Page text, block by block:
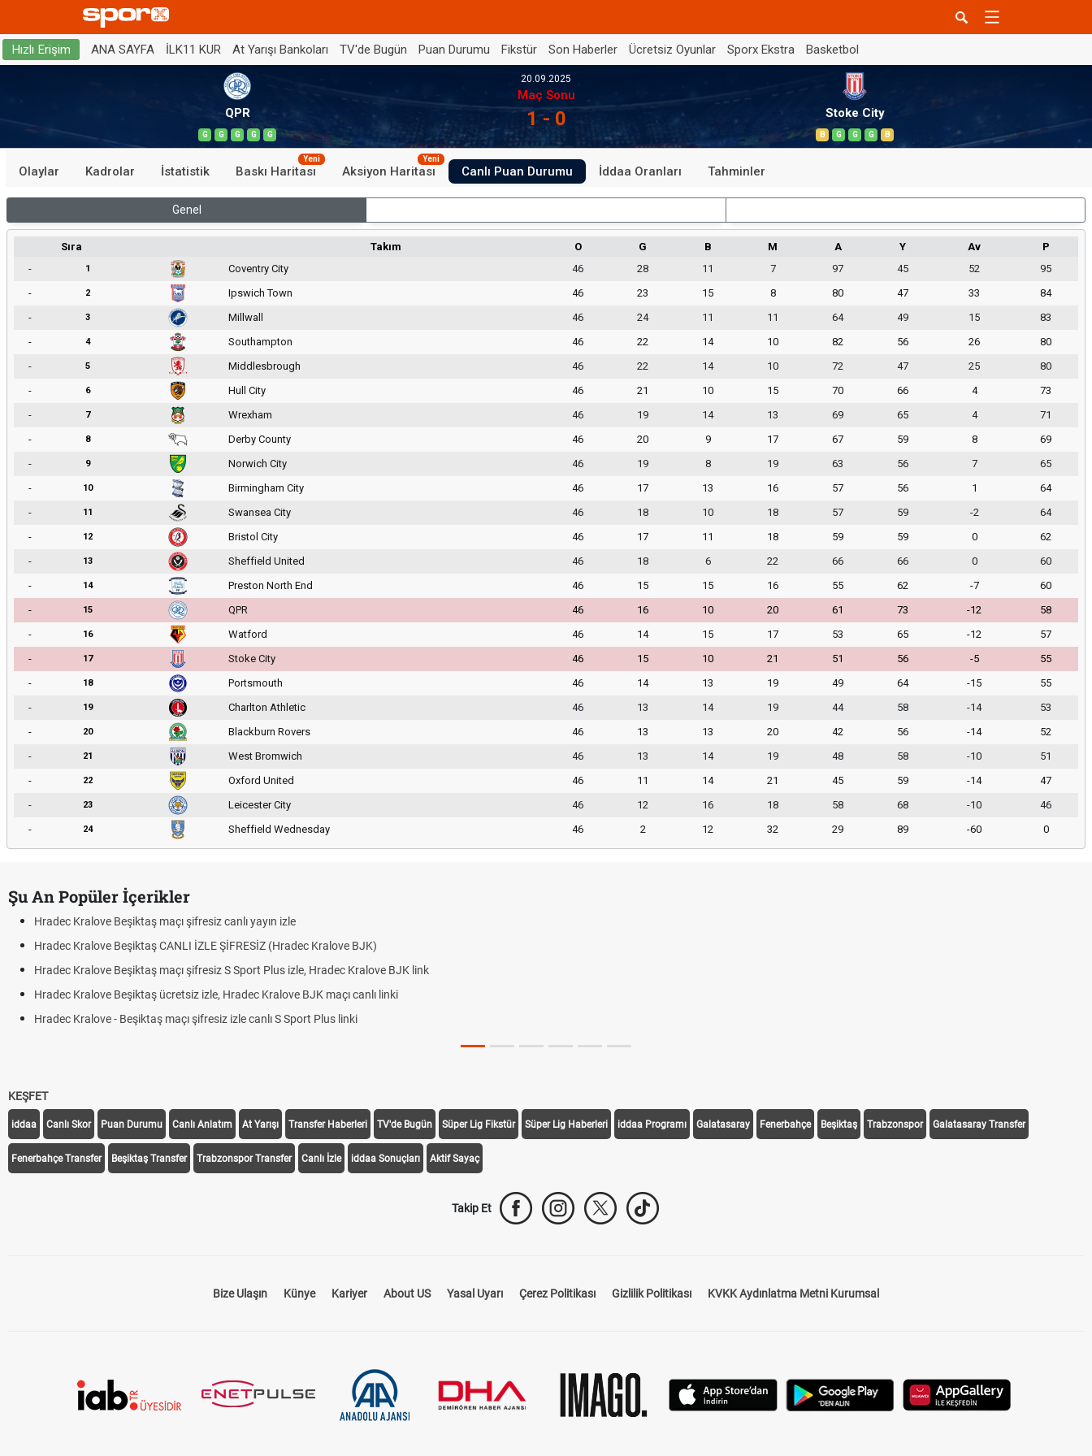
Hızlı Erişim ANA SAYFA İLK11 KUR At Yarışı Bankoları TV'de Bugün Puan Durumu Fikstür Son Haberler Ücretsiz Oyunlar Sporx Ekstra Basketbol
QPR
G G G G G
20.09.2025
Maç Sonu
1 - 0 Stoke City
B G G G B
Olaylar Kadrolar İstatistik Baskı Haritası
Yeni
Aksiyon Haritası
Yeni
Canlı Puan Durumu İddaa Oranları Tahminler
Genel
Sıra Takım O G B M A Y Av
P
-
1 Coventry City 46 28 11 7 97 45 52
95
-
2 Ipswich Town 46 23 15 8 80 47 33
84
-
3 Millwall 46 24 11 11 64 49 15
83
-
4 Southampton 46 22 14 10 82 56 26
80
-
5 Middlesbrough 46 22 14 10 72 47 25
80
-
6 Hull City 46 21 10 15 70 66 4
73
-
7 Wrexham 46 19 14 13 69 65 4
71
-
8 Derby County 46 20 9 17 67 59 8
69
-
9 Norwich City 46 19 8 19 63 56 7
65
-
10 Birmingham City 46 17 13 16 57 56 1
64
-
11 Swansea City 46 18 10 18 57 59 -2
64
-
12 Bristol City 46 17 11 18 59 59 0
62
-
13 Sheffield United 46 18 6 22 66 66 0
60
-
14 Preston North End 46 15 15 16 55 62 -7
60
-
15 QPR 46 16 10 20 61 73 -12
58
-
16 Watford 46 14 15 17 53 65 -12
57
-
17 Stoke City 46 15 10 21 51 56 -5
55
-
18 Portsmouth 46 14 13 19 49 64 -15
55
-
19 Charlton Athletic 46 13 14 19 44 58 -14
53
-
20 Blackburn Rovers 46 13 13 20 42 56 -14
52
-
21 West Bromwich 46 13 14 19 48 58 -10
51
-
22 Oxford United 46 11 14 21 45 59 -14
47
-
23 Leicester City 46 12 16 18 58 68 -10
46
-
24 Sheffield Wednesday 46 2 12 32 29 89 -60 0
Şu An Popüler İçerikler
Hradec Kralove Beşiktaş maçı şifresiz canlı yayın izle
Hradec Kralove Beşiktaş CANLI İZLE ŞİFRESİZ (Hradec Kralove BJK)
Hradec Kralove Beşiktaş maçı şifresiz S Sport Plus izle, Hradec Kralove BJK link
Hradec Kralove Beşiktaş ücretsiz izle, Hradec Kralove BJK maçı canlı linki
Hradec Kralove - Beşiktaş maçı şifresiz izle canlı S Sport Plus linki
KEŞFET
iddaa Canlı Skor Puan Durumu Canlı Anlatım At Yarışı Transfer Haberleri TV'de Bugün Süper Lig Fikstür Süper Lig Haberleri iddaa Programı Galatasaray Fenerbahçe Beşiktaş Trabzonspor Galatasaray Transfer
Fenerbahçe Transfer Beşiktaş Transfer Trabzonspor Transfer Canlı İzle iddaa Sonuçları Aktif Sayaç
Takip Et
Bize Ulaşın Künye Kariyer About US Yasal Uyarı Çerez Politikası Gizlilik Politikası KVKK Aydınlatma Metni Kurumsal